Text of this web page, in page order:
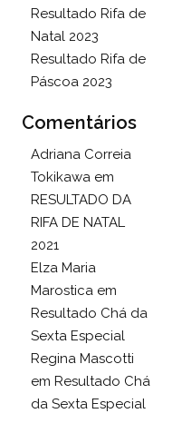
Resultado Rifa de
Natal 2023
Resultado Rifa de
Páscoa 2023
Comentários
Adriana Correia
Tokikawaem
RESULTADO DA
RIFA DE NATAL
2021
Elza Maria
Marosticaem
Resultado Chá da
Sexta Especial
Regina Mascotti
em Resultado Chá
da Sexta Especial